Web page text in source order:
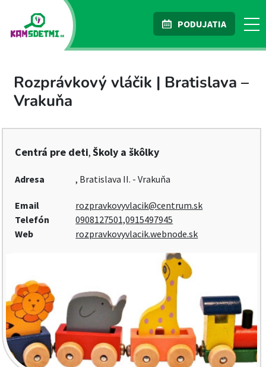
PODUJATIA
Rozprávkový vláčik | Bratislava –
Vrakuňa
Centrá pre deti, Školy a škôlky
Adresa , Bratislava II. - Vrakuňa
Email
rozpravkovyvlacik@centrum.sk
Telefón
0908127501,0915497945
Web
rozpravkovyvlacik.webnode.sk